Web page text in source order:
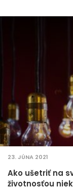
23. JÚNA 2021
Ako ušetriť na
životnosťou